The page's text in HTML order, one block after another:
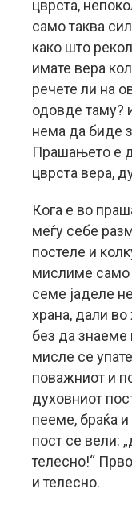
цврста,
само таква
како што
имате вера
речете ли на
одовде таму?
нема да биде
Прашањето е
цврста вера,
Кога е во
меѓу себе
постеле и
мислиме само
семе јаделе
храна, дали
без да знаеме
мисле се
поважниот и
духовниот
пееме, браќа
пост се вели:
телесно!“
и телесно.